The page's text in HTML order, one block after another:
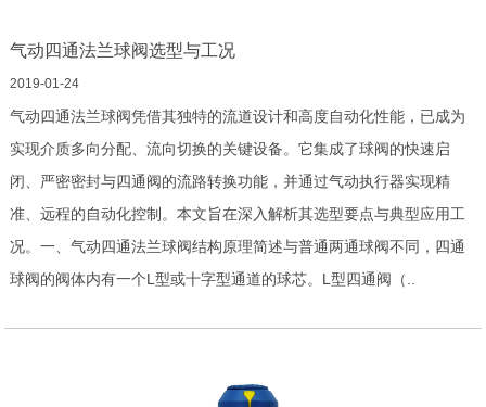
气动四通法兰球阀选型与工况
2019-01-24
气动四通法兰球阀凭借其独特的流道设计和高度自动化性能，已成为
实现介质多向分配、流向切换的关键设备。它集成了球阀的快速启
闭、严密密封与四通阀的流路转换功能，并通过气动执行器实现精
准、远程的自动化控制。本文旨在深入解析其选型要点与典型应用工
况。一、气动四通法兰球阀结构原理简述与普通两通球阀不同，四通
球阀的阀体内有一个L型或十字型通道的球芯。L型四通阀（..